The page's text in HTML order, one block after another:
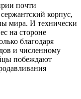
почти
корпус,
мира. И технически
на стороне
благодаря
и численному
побеждают